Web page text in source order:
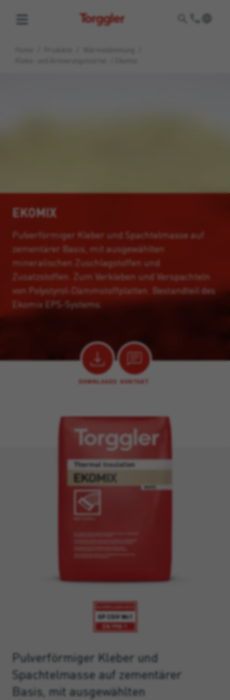
Torggler
EKOMIX
Pulverförmiger Kleber und Spachtelmasse auf
zementärer Basis, mit ausgewählten
mineralischen Zuschlagstoffen und
Zusatzstoffen. Zum Verkleben und Verspachteln
von Polystyrol-Dämmstoffplatten. Bestandteil des
Ekomix EPS-Systems.
DOWNLOADS KONTAKT
Pulverförmiger Kleber und
Spachtelmasse auf zementärer
Basis, mit ausgewählten